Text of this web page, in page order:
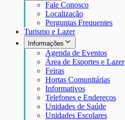
Fale Conosco
Localização
Perguntas Frequentes
Turismo e Lazer
Informações
Agenda de Eventos
Área de Esportes e Lazer
Feiras
Hortas Comunitárias
Informativos
Telefones e Endereços
Unidades de Saúde
Unidades Escolares